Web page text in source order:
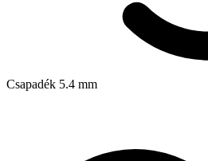
Csapadék 5.4 mm